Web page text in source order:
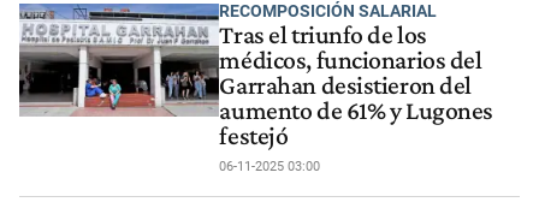
RECOMPOSICIÓN SALARIAL
Tras el triunfo de los
médicos, funcionarios del
Garrahan desistieron del
aumento de 61% y Lugones
festejó
06-11-2025 03:00